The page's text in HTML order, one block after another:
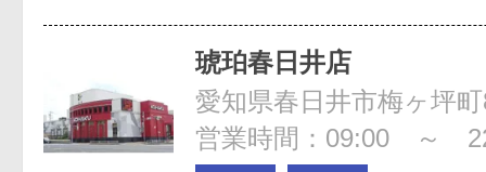
琥珀春日井店
愛知県春日井市梅ヶ坪
営業時間：09:00 ～